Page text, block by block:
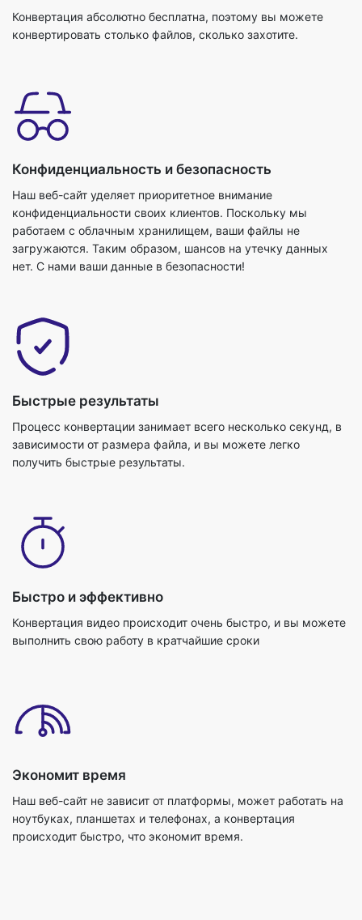
Конвертация абсолютно бесплатна, поэтому вы можете
конвертировать столько файлов, сколько захотите.
Конфиденциальность и безопасность
Наш веб-сайт уделяет приоритетное внимание
конфиденциальности своих клиентов. Поскольку мы
работаем с облачным хранилищем, ваши файлы не
загружаются. Таким образом, шансов на утечку данных
нет. С нами ваши данные в безопасности!
Быстрые результаты
Процесс конвертации занимает всего несколько секунд, в
зависимости от размера файла, и вы можете легко
получить быстрые результаты.
Быстро и эффективно
Конвертация видео происходит очень быстро, и вы можете
выполнить свою работу в кратчайшие сроки
Экономит время
Наш веб-сайт не зависит от платформы, может работать на
ноутбуках, планшетах и телефонах, а конвертация
происходит быстро, что экономит время.